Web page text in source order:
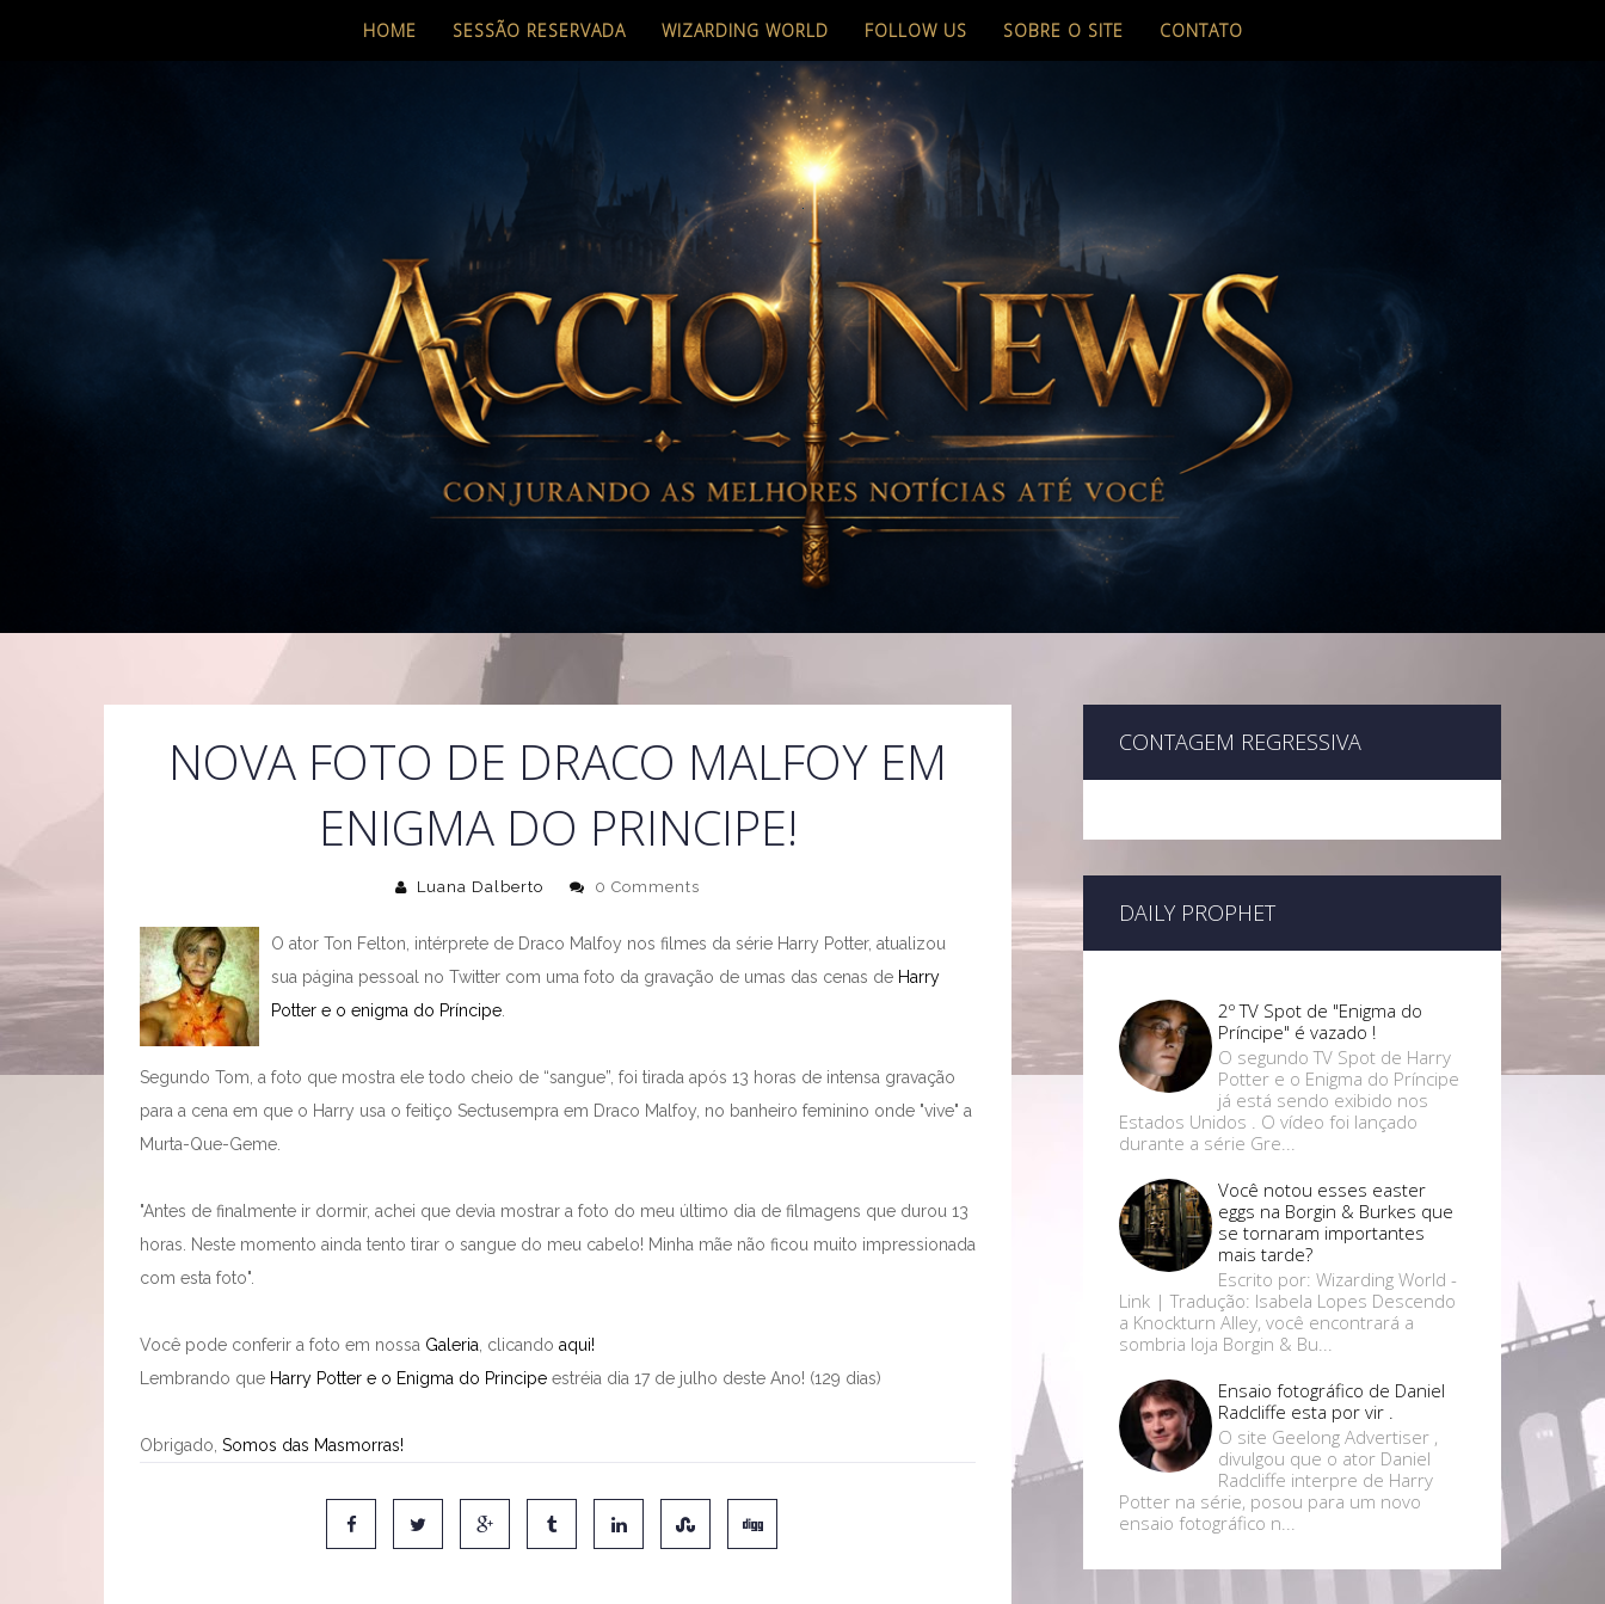
HOME SESSÃO RESERVADA WIZARDING WORLD FOLLOW US SOBRE O SITE CONTATO
NOVA FOTO DE DRACO MALFOY EM
ENIGMA DO PRINCIPE!
Luana Dalberto 0 Comments
O ator Ton Felton, intérprete de Draco Malfoy nos filmes da série Harry Potter, atualizou
sua página pessoal no Twitter com uma foto da gravação de umas das cenas de Harry
Potter e o enigma do Príncipe
Segundo Tom, a foto que mostra ele todo cheio de “sangue”, foi tirada após 13 horas de intensa gravação
para a cena em que o Harry usa o feitiço Sectusempra em Draco Malfoy, no banheiro feminino onde "vive" a
Murta-Que-Geme.
"Antes de finalmente ir dormir, achei que devia mostrar a foto do meu último dia de filmagens que durou 13
horas. Neste momento ainda tento tirar o sangue do meu cabelo! Minha mãe não ficou muito impressionada
com esta foto".
Você pode conferir a foto em nossa Galeria , clicando aqui!
Lembrando que Harry Potter e o Enigma do Principe estréia dia 17 de julho deste Ano! (129 dias)
Obrigado, Somos das Masmorras!
CONTAGEM REGRESSIVA
DAILY PROPHET
2º TV Spot de "Enigma do
Príncipe" é vazado !
O segundo TV Spot de Harry
Potter e o Enigma do Príncipe
já está sendo exibido nos
Estados Unidos . O vídeo foi lançado
durante a série Gre...
Você notou esses easter
eggs na Borgin & Burkes que
se tornaram importantes
mais tarde?
Escrito por: Wizarding World -
Link | Tradução: Isabela Lopes Descendo
a Knockturn Alley, você encontrará a
sombria loja Borgin & Bu...
Ensaio fotográfico de Daniel
Radcliffe esta por vir .
O site Geelong Advertiser ,
divulgou que o ator Daniel
Radcliffe interpre de Harry
Potter na série, posou para um novo
ensaio fotográfico n...